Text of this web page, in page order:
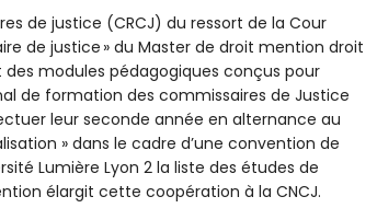
de justice (CRCJ) du ressort de la Cour
de justice » du Master de droit mention droit
modules pédagogiques conçus pour
de formation des commissaires de Justice
leur seconde année en alternance au
» dans le cadre d’une convention de
Lumière Lyon 2 la liste des études de
élargit cette coopération à la CNCJ.